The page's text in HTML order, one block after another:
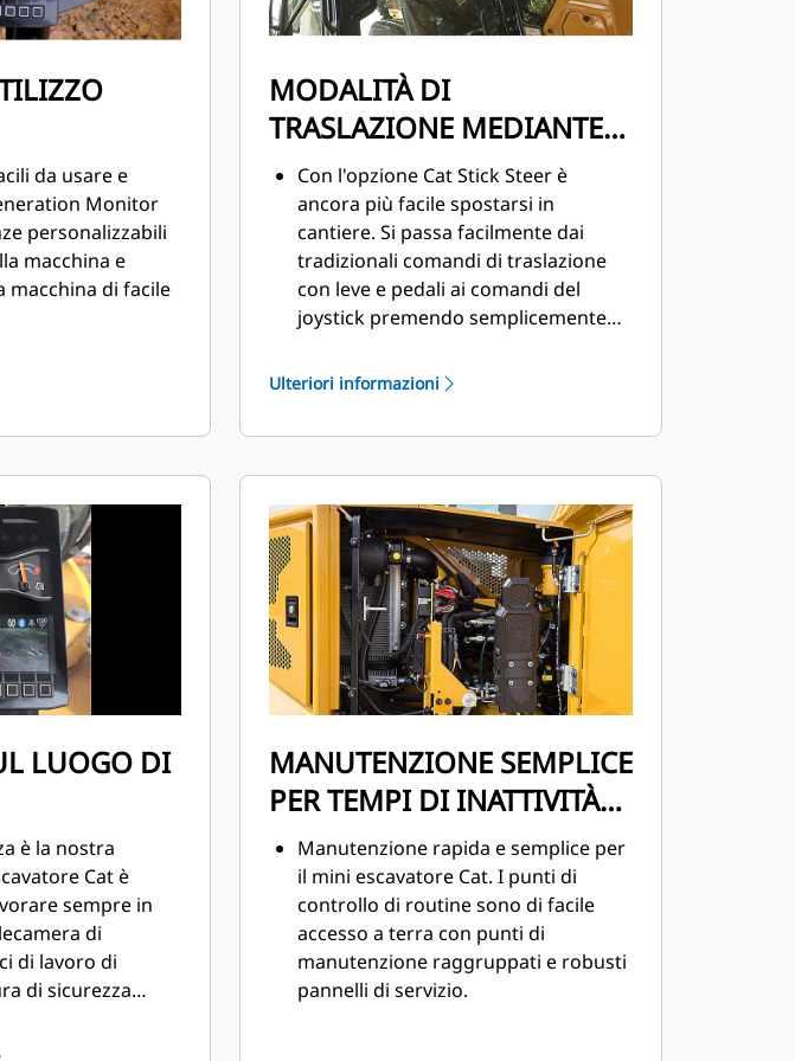
da usare e
Monitor
personalizzabili
macchina e
macchina di facile
MODALITÀ DI
TRASLAZIONE MEDIANTE
STERZO AVAMBRACCIO
Con l'opzione Cat Stick Steer è
ancora più facile spostarsi in
cantiere. Si passa facilmente dai
tradizionali comandi di traslazione
con leve e pedali ai comandi del
joystick premendo semplicemente
meno sforzo e di avere un controllo
Ulteriori informazioni
LUOGO DI
è la nostra
Cat è
sempre in
di
di lavoro di
di sicurezza
di
MANUTENZIONE SEMPLICE
PER TEMPI DI INATTIVITÀ
RIDOTTI
Manutenzione rapida e semplice per
il mini escavatore Cat. I punti di
controllo di routine sono di facile
accesso a terra con punti di
manutenzione raggruppati e robusti
pannelli di servizio.